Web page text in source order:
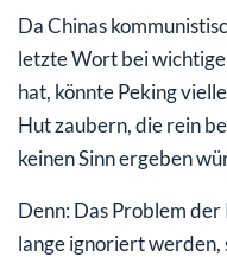
Da Chinas
letzte Wort bei
hat, könnte Peking
Hut zaubern, die rein
keinen Sinn ergeben
Denn: Das Problem
lange ignoriert werden,